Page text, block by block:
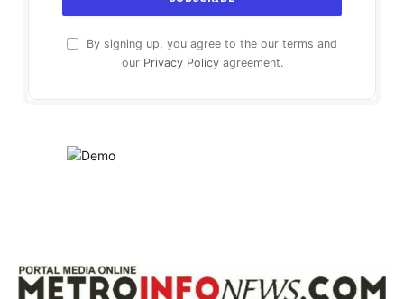
By signing up, you agree to the our terms and
our Privacy Policyagreement.